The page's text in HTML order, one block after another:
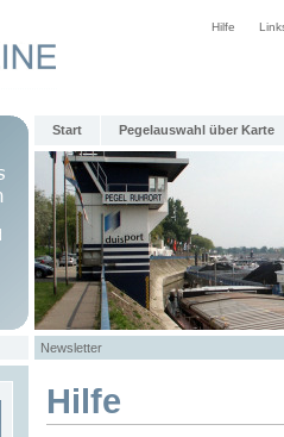
Hilfe
Start Pegelauswahl über Karte
Newsletter
Hilfe